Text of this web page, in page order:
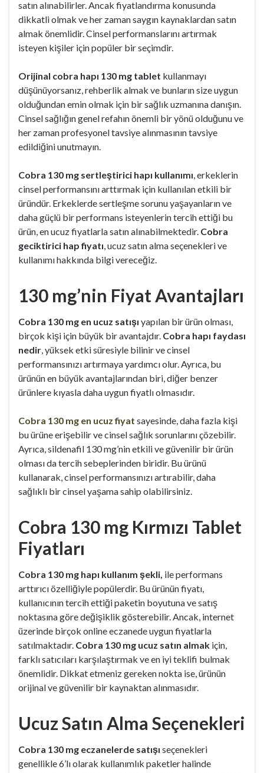
satın alınabilirler. Ancak fiyatlandırma konusunda
dikkatli olmak ve her zaman saygın kaynaklardan satın
almak önemlidir. Cinsel performanslarını artırmak
isteyen kişiler için popüler bir seçimdir.
Orijinal cobra hapı 130 mg tablet kullanmayı
düşünüyorsanız, rehberlik almak ve bunların size uygun
olduğundan emin olmak için bir sağlık uzmanına danışın.
Cinsel sağlığın genel refahın önemli bir yönü olduğunu ve
her zaman profesyonel tavsiye alınmasının tavsiye
edildiğini unutmayın.
Cobra 130 mg sertleştirici hapı kullanımı, erkeklerin
cinsel performansını arttırmak için kullanılan etkili bir
üründür. Erkeklerde sertleşme sorunu yaşayanların ve
daha güçlü bir performans isteyenlerin tercih ettiği bu
ürün, en ucuz fiyatlarla satın alınabilmektedir. Cobra
geciktirici hap fiyatı, ucuz satın alma seçenekleri ve
kullanımı hakkında bilgi vereceğiz.
130 mg’nin Fiyat Avantajları
Cobra 130 mg en ucuz satışı yapılan bir ürün olması,
birçok kişi için büyük bir avantajdır. Cobra hapı faydası
nedir, yüksek etki süresiyle bilinir ve cinsel
performansınızı artırmaya yardımcı olur. Ayrıca, bu
ürünün en büyük avantajlarından biri, diğer benzer
ürünlere kıyasla daha uygun fiyatlı olmasıdır.
Cobra 130 mg en ucuz fiyat sayesinde, daha fazla kişi
bu ürüne erişebilir ve cinsel sağlık sorunlarını çözebilir.
Ayrıca, sildenafil 130 mg’nin etkili ve güvenilir bir ürün
olması da tercih sebeplerinden biridir. Bu ürünü
kullanarak, cinsel performansınızı artırabilir, daha
sağlıklı bir cinsel yaşama sahip olabilirsiniz.
Cobra 130 mg Kırmızı Tablet
Fiyatları
Cobra 130 mg hapı kullanım şekli, ile performans
arttırıcı özelliğiyle popülerdir. Bu ürünün fiyatı,
kullanıcının tercih ettiği paketin boyutuna ve satış
noktasına göre değişiklik gösterebilir. Ancak, internet
üzerinde birçok online eczanede uygun fiyatlarla
satılmaktadır. Cobra 130 mg ucuz satın almak için,
farklı satıcıları karşılaştırmak ve en iyi teklifi bulmak
önemlidir. Dikkat etmeniz gereken nokta ise, ürünün
orijinal ve güvenilir bir kaynaktan alınmasıdır.
Ucuz Satın Alma Seçenekleri
Cobra 130 mg eczanelerde satışı seçenekleri
genellikle 6’lı olarak kullanımlık paketler halinde